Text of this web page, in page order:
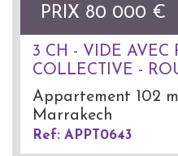
PRIX 80 000 €
3 CH - VIDE AVEC
COLLECTIVE -
Appartement 102
Marrakech
Ref: APPT0643